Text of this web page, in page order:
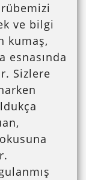
ve bilgi
kumaş,
esnasında
Sizlere